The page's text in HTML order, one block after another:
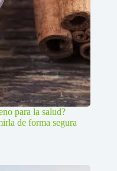
para la salud?
de forma segura